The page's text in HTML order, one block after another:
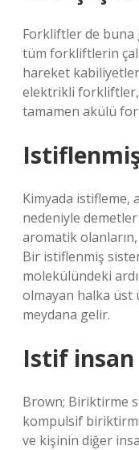
Forkliftler de buna
tüm forkliftlerin
hareket
elektrikli
tamamen akülü
Kimyada istifleme,
nedeniyle
aromatik
Bir istiflenmiş
molekülündeki
olmayan halka üst
meydana gelir.
Istif insan
Brown; Biriktirme
kompulsif
ve kişinin diğer